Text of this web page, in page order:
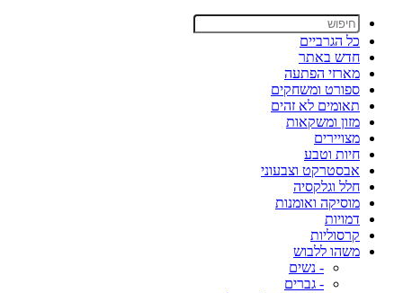
כל הגרביים
חדש באתר
מארזי הפתעה
ספורט ומשחקים
תאומים לא זהים
מזון ומשקאות
מצויירים
חיות וטבע
אבסטרקט וצבעוני
חלל וגלקסיה
מוסיקה ואומנות
דמויות
קרסוליות
משהו ללבוש
- נשים
- גברים